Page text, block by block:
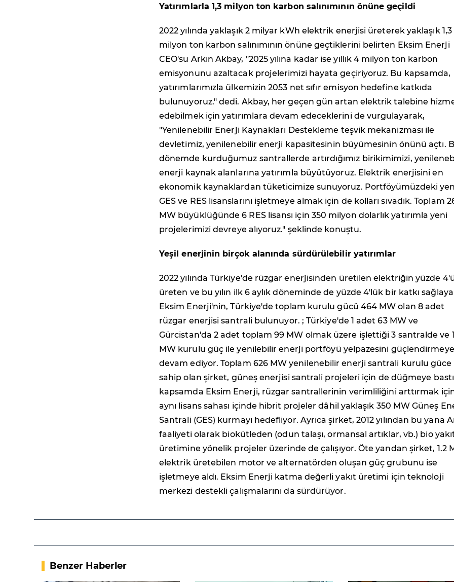
Yatırımlarla 1,3 milyon ton karbon salınımının önüne geçildi
2022 yılında yaklaşık 2 milyar kWh elektrik enerjisi üreterek yaklaşık 1,3
milyon ton karbon salınımının önüne geçtiklerini belirten Eksim Enerji
CEO'su Arkın Akbay, "2025 yılına kadar ise yıllık 4 milyon ton karbon
emisyonunu azaltacak projelerimizi hayata geçiriyoruz. Bu kapsamda,
yatırımlarımızla ülkemizin 2053 net sıfır emisyon hedefine katkıda
bulunuyoruz." dedi. Akbay, her geçen gün artan elektrik talebine
edebilmek için yatırımlara devam edeceklerini de vurgulayarak,
"Yenilenebilir Enerji Kaynakları Destekleme teşvik mekanizması ile
devletimiz, yenilenebilir enerji kapasitesinin büyümesinin önünü açtı.
dönemde kurduğumuz santrallerde artırdığımız birikimimizi,
enerji kaynak alanlarına yatırımla büyütüyoruz. Elektrik enerjisini en
ekonomik kaynaklardan tüketicimize sunuyoruz. Portföyümüzdeki
GES ve RES lisanslarını işletmeye almak için de kolları sıvadık. Toplam
MW büyüklüğünde 6 RES lisansı için 350 milyon dolarlık yatırımla yeni
projelerimizi devreye alıyoruz." şeklinde konuştu.
Yeşil enerjinin birçok alanında sürdürülebilir yatırımlar
2022 yılında Türkiye'de rüzgar enerjisinden üretilen elektriğin yüzde
üreten ve bu yılın ilk 6 aylık döneminde de yüzde 4'lük bir katkı
Eksim Enerji'nin, Türkiye'de toplam kurulu gücü 464 MW olan 8 adet
rüzgar enerjisi santrali bulunuyor. ; Türkiye'de 1 adet 63 MW ve
Gürcistan'da 2 adet toplam 99 MW olmak üzere işlettiği 3 santralde ve
MW kurulu güç ile yenilebilir enerji portföyü yelpazesini güçlendirmeye
devam ediyor. Toplam 626 MW yenilenebilir enerji santrali kurulu güce
sahip olan şirket, güneş enerjisi santrali projeleri için de düğmeye
kapsamda Eksim Enerji, rüzgar santrallerinin verimliliğini arttırmak
aynı lisans sahası içinde hibrit projeler dâhil yaklaşık 350 MW Güneş
Santrali (GES) kurmayı hedefliyor. Ayrıca şirket, 2012 yılından bu yana
faaliyeti olarak biokütleden (odun talaşı, ormansal artıklar, vb.) bio
üretimine yönelik projeler üzerinde de çalışıyor. Öte yandan şirket, 1.2
elektrik üretebilen motor ve alternatörden oluşan güç grubunu ise
işletmeye aldı. Eksim Enerji katma değerli yakıt üretimi için teknoloji
merkezi destekli çalışmalarını da sürdürüyor.
Benzer Haberler